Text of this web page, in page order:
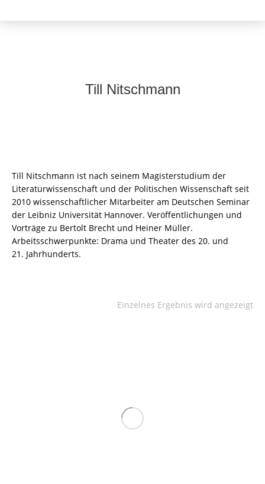
Till Nitschmann
Till Nitschmann ist nach seinem Magisterstudium der
Literaturwissenschaft und der Politischen Wissenschaft seit
2010 wissenschaftlicher Mitarbeiter am Deutschen Seminar
der Leibniz Universität Hannover. Veröffentlichungen und
Vorträge zu Bertolt Brecht und Heiner Müller.
Arbeitsschwerpunkte: Drama und Theater des 20. und
21. Jahrhunderts.
Einzelnes Ergebnis wird angezeigt